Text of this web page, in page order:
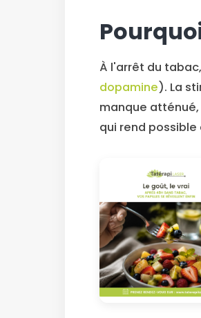
À l'arrêt du
dopamine). La
manque
qui rend